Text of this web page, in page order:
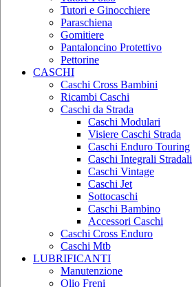
Tutori e Ginocchiere
Paraschiena
Gomitiere
Pantaloncino Protettivo
Pettorine
CASCHI
Caschi Cross Bambini
Ricambi Caschi
Caschi da Strada
Caschi Modulari
Visiere Caschi Strada
Caschi Enduro Touring
Caschi Integrali Stradali
Caschi Vintage
Caschi Jet
Sottocaschi
Caschi Bambino
Accessori Caschi
Caschi Cross Enduro
Caschi Mtb
LUBRIFICANTI
Manutenzione
Olio Freni